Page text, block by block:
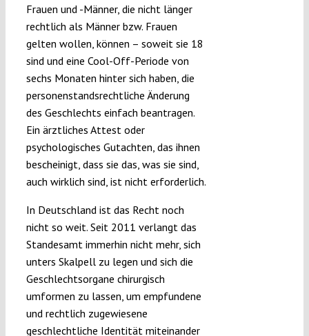
Frauen und -Männer, die nicht länger
rechtlich als Männer bzw. Frauen
gelten wollen, können – soweit sie 18
sind und eine Cool-Off-Periode von
sechs Monaten hinter sich haben, die
personenstandsrechtliche Änderung
des Geschlechts einfach beantragen.
Ein ärztliches Attest oder
psychologisches Gutachten, das ihnen
bescheinigt, dass sie das, was sie sind,
auch wirklich sind, ist nicht erforderlich.
In Deutschland ist das Recht noch
nicht so weit. Seit 2011 verlangt das
Standesamt immerhin nicht mehr, sich
unters Skalpell zu legen und sich die
Geschlechtsorgane chirurgisch
umformen zu lassen, um empfundene
und rechtlich zugewiesene
geschlechtliche Identität miteinander